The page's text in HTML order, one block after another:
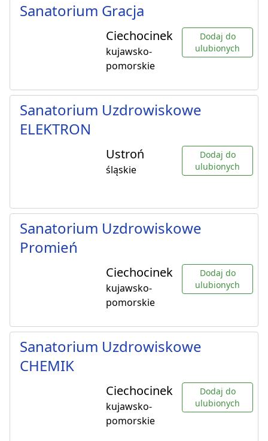
Sanatorium Gracja
Ciechocinek
kujawsko-
pomorskie
Dodaj do
ulubionych
Sanatorium Uzdrowiskowe
ELEKTRON
Ustroń
śląskie
Dodaj do
ulubionych
Sanatorium Uzdrowiskowe
Promień
Ciechocinek
kujawsko-
pomorskie
Dodaj do
ulubionych
Sanatorium Uzdrowiskowe
CHEMIK
Ciechocinek
kujawsko-
pomorskie
Dodaj do
ulubionych